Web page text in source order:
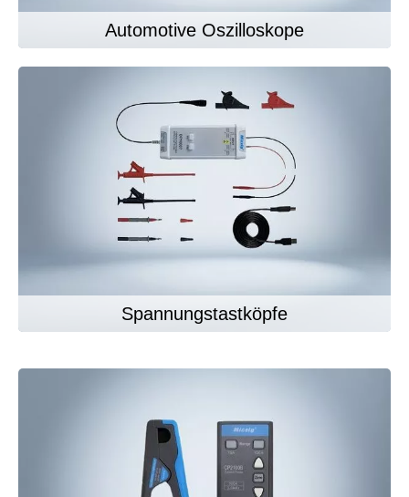
Automotive Oszilloskope
Spannungstastköpfe